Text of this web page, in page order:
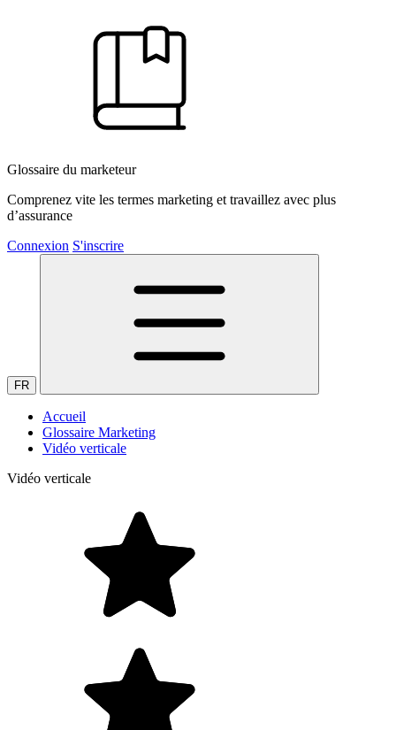
Glossaire du marketeur
Comprenez vite les termes marketing et travaillez avec plus
d’assurance
Connexion S'inscrire
FR
Accueil
Glossaire Marketing
Vidéo verticale
Vidéo verticale